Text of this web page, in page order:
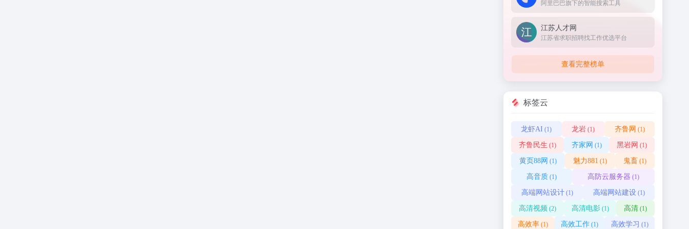
阿里巴巴旗下的智能搜索工具
江苏人才网
江苏省求职招聘找工作优选平台
查看完整榜单
标签云
龙虾AI (1) 龙岩 (1) 齐鲁网 (1)
齐鲁民生 (1) 齐家网 (1) 黑岩网 (1)
黄页88网 (1) 魅力881 (1) 鬼畜 (1)
高音质 (1) 高防云服务器 (1)
高端网站设计(1) 高端网站建设(1)
高清视频 (2) 高清电影(1) 高清 (1)
高效率(1) 高效工作(1) 高效学习 (1)